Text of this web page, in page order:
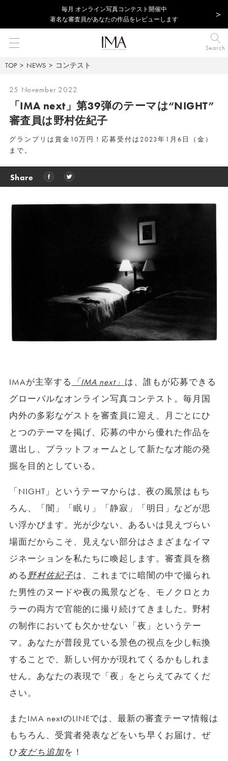
毎⽉ オンライン写真コンテスト開催中
著名な審査員があなたの作品をレビューします
Search
TOP NEWS コンテスト
25 November 2022
「IMA next」第39弾のテーマは“NIGHT”
審査員は野村佐紀子
グランプリは賞金10万円！応募受付は2023年1月6日（金）
まで。
Share
IMAが主宰する 「IMA next」 は、誰もが応募できる
グローバルなオンライン写真コンテスト。毎月国
内外の多彩なゲストを審査員に迎え、月ごとにひ
とつのテーマを掲げ、応募の中から優れた作品を
選出し、プラットフォームとして新たな才能の発
掘を目的としている。
「NIGHT」というテーマからは、夜の風景はもち
ろん、「闇」「眠り」「静寂」「明日」などが思
い浮かびます。光が少ない、あるいは見えづらい
場面だからこそ、見えない部分はさまざまなイマ
ジネーションを私たちに喚起します。審査員を務
める野村佐紀子は、これまでに暗闇の中で撮られ
た男性のヌードや夜の風景などを、モノクロとカ
ラーの両方で官能的に撮り続けてきました。野村
の制作においても欠かせない「夜」というテー
マ。あなたが普段見ている景色の視点を少し転換
することで、新しい何かが現れてくるかもしれま
せん。あなたの表現で「夜」をとらえてみてくだ
さい。
またIMA nextのLINEでは、最新の審査テーマ情報は
もちろん、受賞者発表などをいち早くお届け。ぜ
ひ友だち追加を！